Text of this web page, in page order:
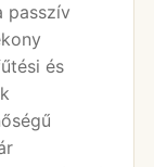
passzív
és